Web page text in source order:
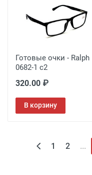
Готовые очки - Ralph
0682-1 с2
320.00 ₽
В корзину
1 2 ...